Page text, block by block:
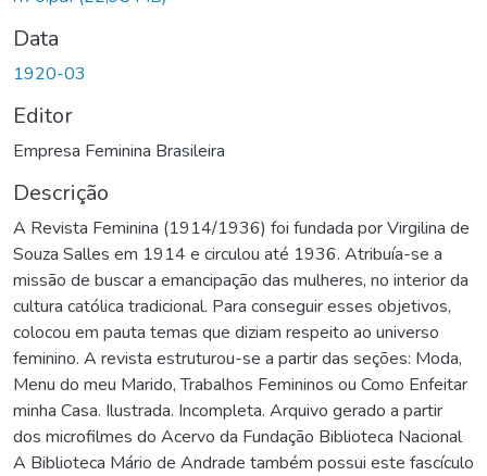
Data
1920-03
Editor
Empresa Feminina Brasileira
Descrição
A Revista Feminina (1914/1936) foi fundada por Virgilina de
Souza Salles em 1914 e circulou até 1936. Atribuía-se a
missão de buscar a emancipação das mulheres, no interior da
cultura católica tradicional. Para conseguir esses objetivos,
colocou em pauta temas que diziam respeito ao universo
feminino. A revista estruturou-se a partir das seções: Moda,
Menu do meu Marido, Trabalhos Femininos ou Como Enfeitar
minha Casa. Ilustrada. Incompleta. Arquivo gerado a partir
dos microfilmes do Acervo da Fundação Biblioteca Nacional
A Biblioteca Mário de Andrade também possui este fascículo